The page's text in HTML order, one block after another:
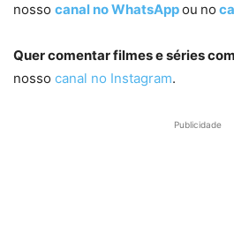
nosso canal no WhatsAppou no
Quer comentar filmes e séries
nosso canal no Instagram.
Publicidade